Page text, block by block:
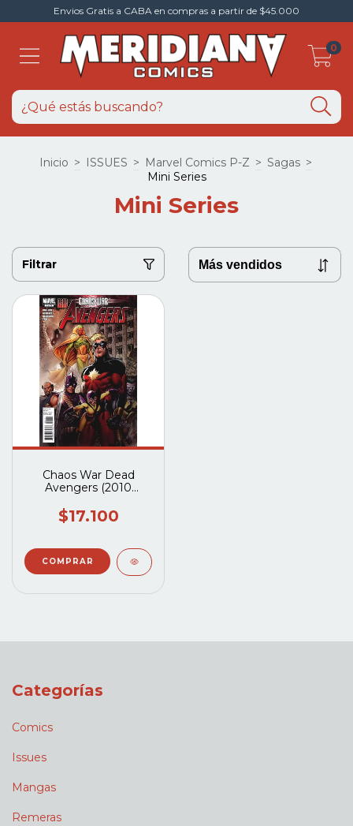
Envios Gratis a CABA en compras a partir de $45.000
0
Inicio > ISSUES > Marvel Comics P-Z > Sagas >
Mini Series
Mini Series
Filtrar
Chaos War Dead
Avengers (2010
$17.100
Categorías
Comics
Issues
Mangas
Remeras